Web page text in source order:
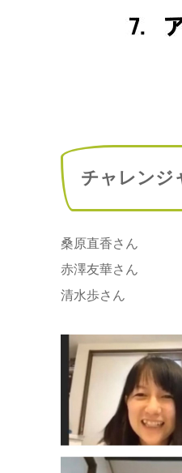
チャレンジ
桑原直香さん
赤澤友華さん
清水歩さん